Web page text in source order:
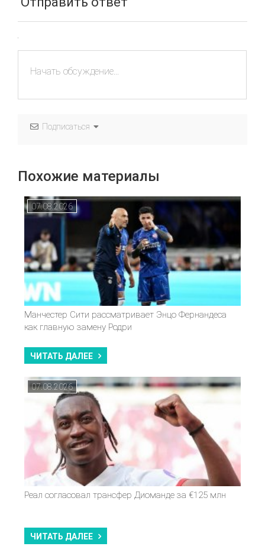
Подписаться
Похожие материалы
07.08.2026
Манчестер Сити рассматривает Энцо Фернандеса
как главную замену Родри
ЧИТАТЬ ДАЛЕЕ
07.08.2026
Реал согласовал трансфер Диоманде за €125 млн
ЧИТАТЬ ДАЛЕЕ